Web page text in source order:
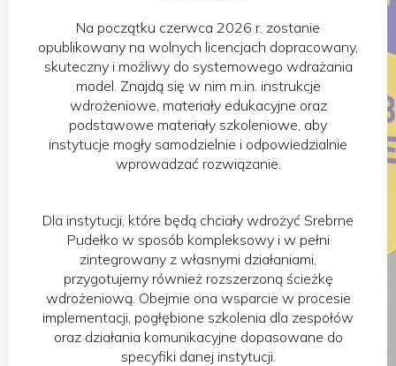
Na początku czerwca 2026 r. zostanie
opublikowany na wolnych licencjach dopracowany,
skuteczny i możliwy do systemowego wdrażania
model. Znajdą się w nim m.in. instrukcje
wdrożeniowe, materiały edukacyjne oraz
podstawowe materiały szkoleniowe, aby
instytucje mogły samodzielnie i odpowiedzialnie
wprowadzać rozwiązanie.
Dla instytucji, które będą chciały wdrożyć Srebrne
Pudełko w sposób kompleksowy i w pełni
zintegrowany z własnymi działaniami,
przygotujemy również rozszerzoną ścieżkę
wdrożeniową. Obejmie ona wsparcie w procesie
implementacji, pogłębione szkolenia dla zespołów
oraz działania komunikacyjne dopasowane do
specyfiki danej instytucji.